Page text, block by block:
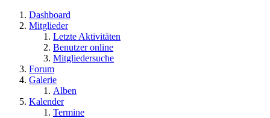
Dashboard
Mitglieder
Letzte Aktivitäten
Benutzer online
Mitgliedersuche
Forum
Galerie
Alben
Kalender
Termine